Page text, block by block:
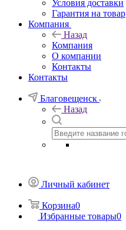
Условия доставки
Гарантия на товар
Компания
Назад
Компания
О компании
Контакты
Контакты
Благовещенск
Назад
Личный кабинет
Корзина0
Избранные товары0